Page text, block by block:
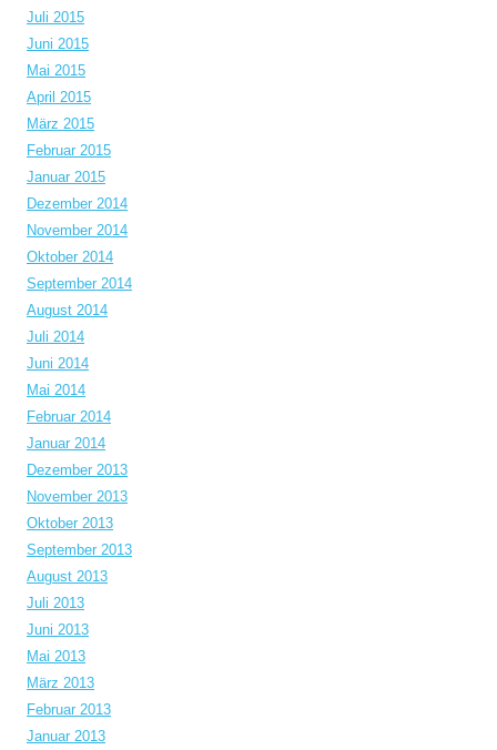
Juli 2015
Juni 2015
Mai 2015
April 2015
März 2015
Februar 2015
Januar 2015
Dezember 2014
November 2014
Oktober 2014
September 2014
August 2014
Juli 2014
Juni 2014
Mai 2014
Februar 2014
Januar 2014
Dezember 2013
November 2013
Oktober 2013
September 2013
August 2013
Juli 2013
Juni 2013
Mai 2013
März 2013
Februar 2013
Januar 2013